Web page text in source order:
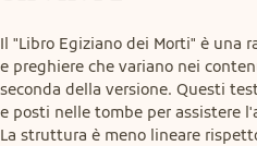
Il "Libro Egiziano dei Morti" è una
e preghiere che variano nei
seconda della versione. Questi
e posti nelle tombe per assistere
La struttura è meno lineare